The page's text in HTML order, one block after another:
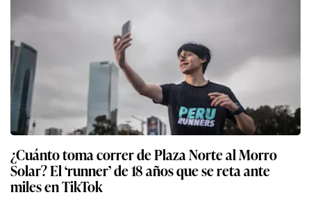
¿Cuánto toma correr de Plaza Norte al Morro
Solar? El ‘runner’ de 18 años que se reta ante
miles en TikTok